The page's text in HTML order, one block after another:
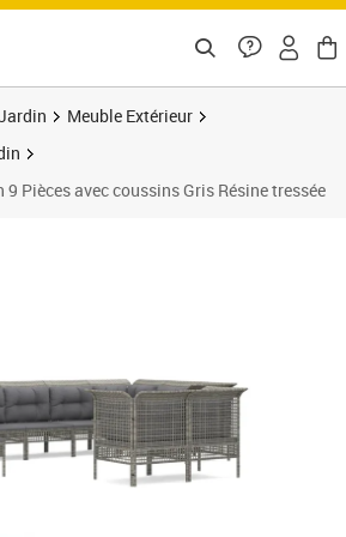
Meuble Extérieur
Pièces avec coussins Gris Résine tressée